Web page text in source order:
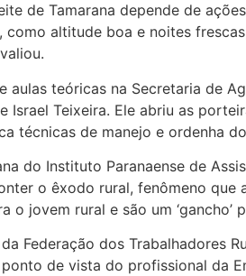
de Tamarana depende de
altitude boa e noites
teóricas na Secretaria de
Teixeira. Ele abriu as
técnicas de manejo e ordenha
do Instituto Paranaense de
o êxodo rural, fenômeno
jovem rural e são um ‘gancho’
Federação dos Trabalhadores
de vista do profissional da